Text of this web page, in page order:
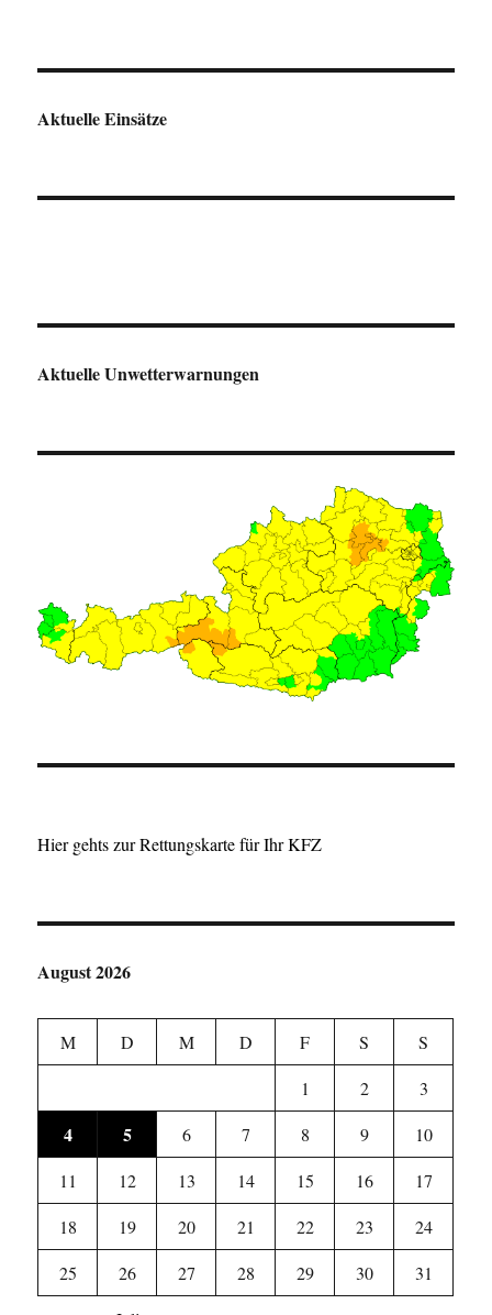
Aktuelle Einsätze
Aktuelle Unwetterwarnungen
Hier gehts zur Rettungskarte für Ihr KFZ
August 2026
M D M D F S
S
1
2 3
4 5 6 7 8 9
10
11
12 13 14 15 16
17
18
19 20 21 22 23
24
25
26 27 28 29 30
31